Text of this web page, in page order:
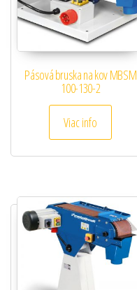
Pásová bruska na kov MBSM
100-130-2
Viac info